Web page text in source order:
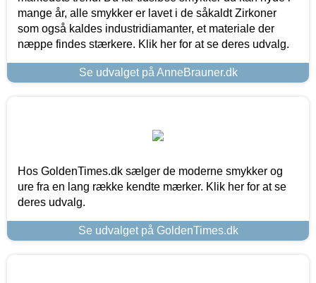
mange år, alle smykker er lavet i de såkaldt Zirkoner
som også kaldes industridiamanter, et materiale der
næppe findes stærkere. Klik her for at se deres udvalg.
Se udvalget på AnneBrauner.dk
Hos GoldenTimes.dk sælger de moderne smykker og
ure fra en lang række kendte mærker. Klik her for at se
deres udvalg.
Se udvalget på GoldenTimes.dk